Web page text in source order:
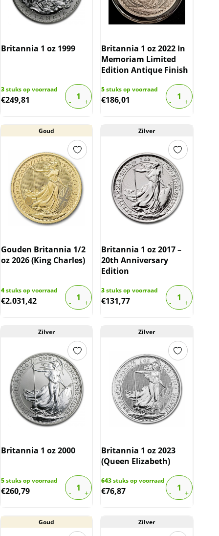
Britannia 1 oz 1999
3stuks op voorraad
€249,81
Britannia 1 oz 2022 In
Memoriam Limited
Edition Antique Finish
5stuks op voorraad
€186,01
Goud
Gouden Britannia 1/2
oz 2026 (King Charles)
4stuks op voorraad
€2.031,42
Zilver
Britannia 1 oz 2017 –
20th Anniversary
Edition
3stuks op voorraad
€131,77
Zilver
Britannia 1 oz 2000
5stuks op voorraad
€260,79
Zilver
Britannia 1 oz 2023
(Queen Elizabeth)
643stuks op voorraad
€76,87
Goud Zilver